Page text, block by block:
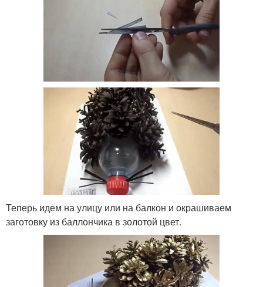
Теперь идем на улицу или на балкон и окрашиваем
заготовку из баллончика в золотой цвет.